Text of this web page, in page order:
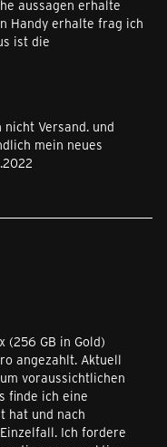
aussagen erhalte
Handy erhalte frag ich
ist die
Versand. und
mein neues
(256 GB in Gold)
angezahlt. Aktuell
voraussichtlichen
finde ich eine
hat und nach
Ich fordere